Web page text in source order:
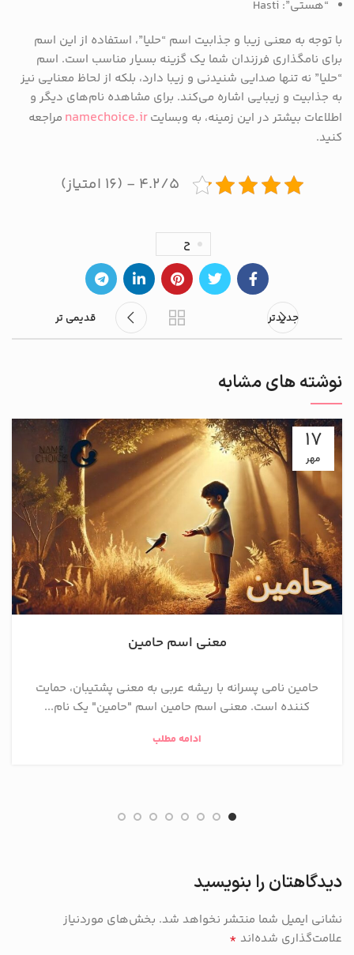
“هستی”: Hasti
با توجه به معنی زیبا و جذابیت اسم “حلیا”، استفاده از این اسم
برای نامگذاری فرزندان شما یک گزینه بسیار مناسب است. اسم
“حلیا” نه تنها صدایی شنیدنی و زیبا دارد، بلکه از لحاظ معنایی نیز
به جذابیت و زیبایی اشاره می‌کند. برای مشاهده نام‌های دیگر و
اطلاعات بیشتر در این زمینه، به وبسایتnamechoice.ir مراجعه
کنید.
۴.۲/۵ - (۱۶ امتیاز)
ح
جدیدتر قدیمی تر
نوشته های مشابه
17
مهر
معنی اسم حامین
حامین نامی پسرانه با ریشه عربی به معنی پشتیبان، حمایت
کننده است. معنی اسم حامین اسم "حامین" یک نام...
ادامه مطلب
دیدگاهتان را بنویسید
نشانی ایمیل شما منتشر نخواهد شد. بخش‌های موردنیاز
علامت‌گذاری شده‌اند *